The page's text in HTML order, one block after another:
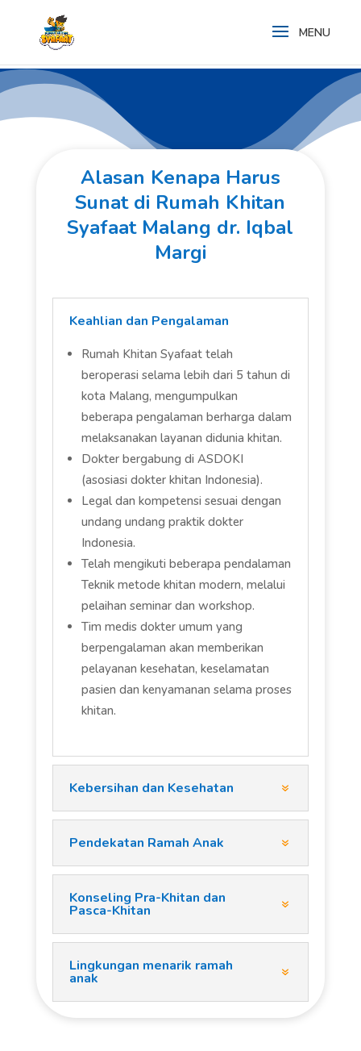
Alasan Kenapa Harus
Sunat di Rumah Khitan
Syafaat Malang dr. Iqbal
Margi
Keahlian dan Pengalaman
Rumah Khitan Syafaat telah
beroperasi selama lebih dari 5 tahun di
kota Malang, mengumpulkan
beberapa pengalaman berharga dalam
melaksanakan layanan didunia khitan.
Dokter bergabung di ASDOKI
(asosiasi dokter khitan Indonesia).
Legal dan kompetensi sesuai dengan
undang undang praktik dokter
Indonesia.
Telah mengikuti beberapa pendalaman
Teknik metode khitan modern, melalui
pelaihan seminar dan workshop.
Tim medis dokter umum yang
berpengalaman akan memberikan
pelayanan kesehatan, keselamatan
pasien dan kenyamanan selama proses
khitan.
Kebersihan dan Kesehatan
Pendekatan Ramah Anak
Konseling Pra-Khitan dan
Pasca-Khitan
Lingkungan menarik ramah
anak